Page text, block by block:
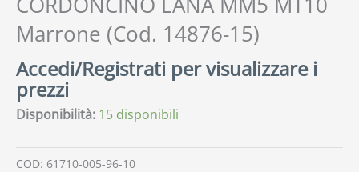
Marrone (Cod. 14876-15)
Accedi/Registrati per visualizzare i
prezzi
Disponibilità: 15 disponibili
COD: 61710-005-96-10